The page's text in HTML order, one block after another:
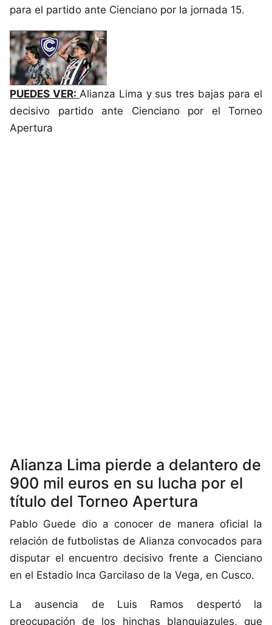
para el partido ante Cienciano por la jornada 15.
PUEDES VER: Alianza Lima y sus tres bajas para el
decisivo partido ante Cienciano por el Torneo
Apertura
Alianza Lima pierde a delantero de
900 mil euros en su lucha por el
título del Torneo Apertura
Pablo Guede dio a conocer de manera oficial la
relación de futbolistas de Alianza convocados para
disputar el encuentro decisivo frente a Cienciano
en el Estadio Inca Garcilaso de la Vega, en Cusco.
La ausencia de Luis Ramos despertó la
preocupación de los hinchas blanquiazules, que